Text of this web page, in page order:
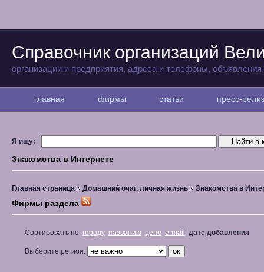
Справочник организаций
организации и предприятия, адреса и телефоны,
главная фирмы статьи пресс-
Я ищу:
Знакомства в Интернете
Главная страница Домашний очаг, личная жизнь Знакомства в
Фирмы раздела
Сортировать по: городу названию цене e-mail дате добавления
Выберите регион: